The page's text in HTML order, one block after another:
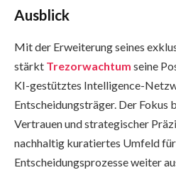
Ausblick
Mit der Erweiterung seines
stärkt Trezorwachtum seine
KI-gestütztes Intelligence-
Entscheidungsträger. Der Fokus
Vertrauen und strategischer
nachhaltig kuratiertes Umfeld
Entscheidungsprozesse weiter